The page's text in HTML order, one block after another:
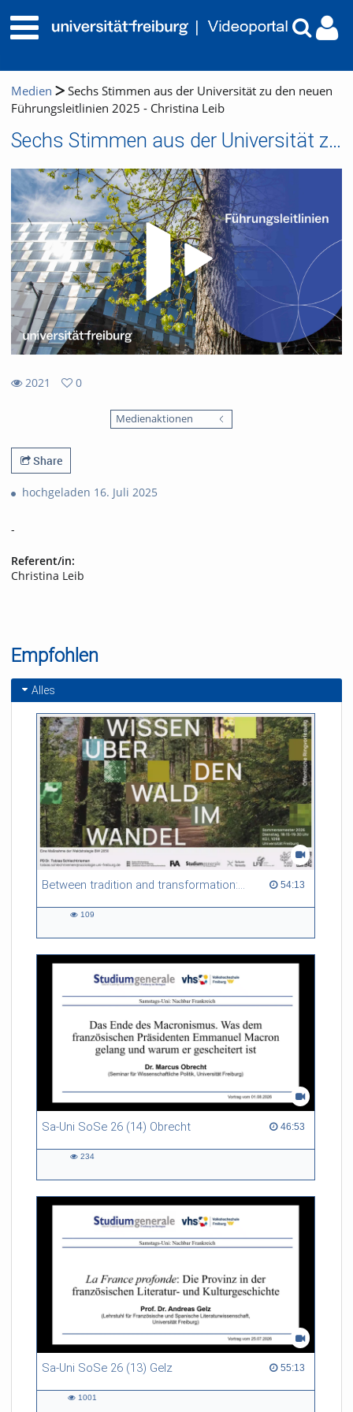
Medien
Sechs Stimmen aus der Universität zu den neuen
Führungsleitlinien 2025 - Christina Leib
Sechs Stimmen aus der Universität zu den neuen Führungsleitlinien 2025 - Christina Leib
2021
0
Medienaktionen
Share
hochgeladen 16. Juli 2025
-
Referent/in:
Christina Leib
Empfohlen
Alles
Between tradition and transformation: how owners, advisers and institutions co-create knowledge for resilient forests in Europe 54:13
54:13 duration
109
Sa-Uni SoSe 26 (14) Obrecht 46:53
46:53 duration
234
Sa-Uni SoSe 26 (13) Gelz 55:13
55:13 duration
1001